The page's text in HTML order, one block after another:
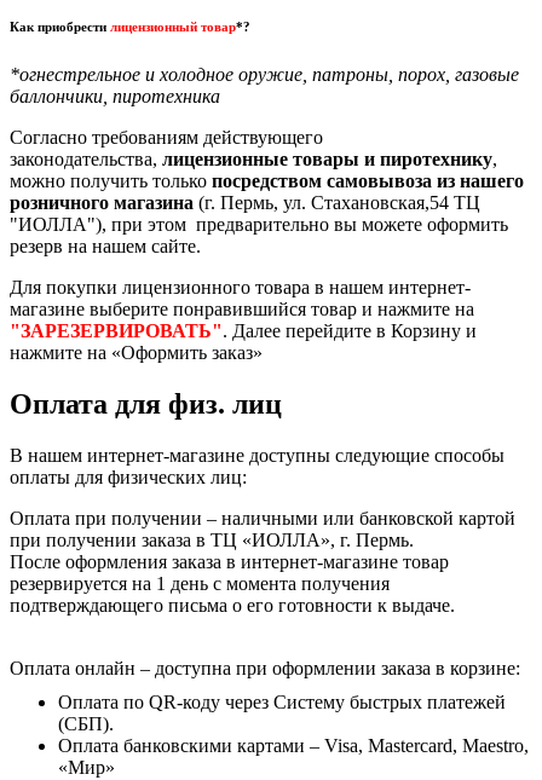
Как приобрести лицензионный товар*?
*огнестрельное и холодное оружие, патроны, порох, газовые
баллончики, пиротехника
Согласно требованиям действующего
законодательства, лицензионные товары и пиротехнику,
можно получить только посредством самовывоза из нашего
розничного магазина (г. Пермь, ул. Стахановская,54 ТЦ
"ИОЛЛА"), при этом предварительно вы можете оформить
резерв на нашем сайте.
Для покупки лицензионного товара в нашем интернет-
магазине выберите понравившийся товар и нажмите на
"ЗАРЕЗЕРВИРОВАТЬ". Далее перейдите в Корзину и
нажмите на «Оформить заказ»
Оплата для физ. лиц
В нашем интернет-магазине доступны следующие способы
оплаты для физических лиц:
Оплата при получении – наличными или банковской картой
при получении заказа в ТЦ «ИОЛЛА», г. Пермь.
После оформления заказа в интернет-магазине товар
резервируется на 1 день с момента получения
подтверждающего письма о его готовности к выдаче.
Оплата онлайн – доступна при оформлении заказа в корзине:
Оплата по QR-коду через Систему быстрых платежей
(СБП).
Оплата банковскими картами – Visa, Mastercard, Maestro,
«Мир»